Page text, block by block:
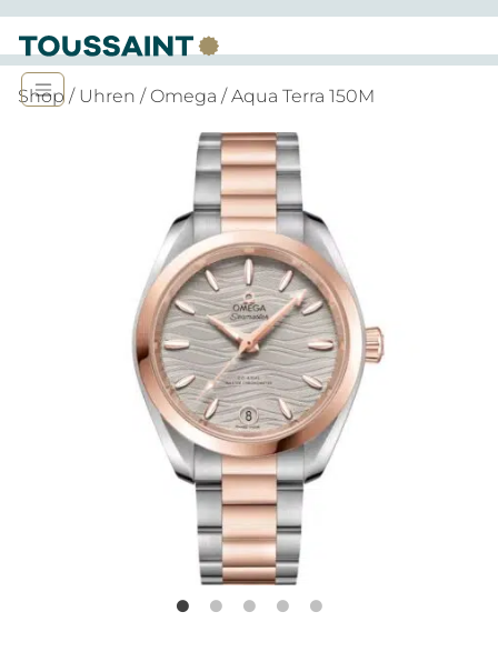
Shop / Uhren / Omega / Aqua Terra 150M